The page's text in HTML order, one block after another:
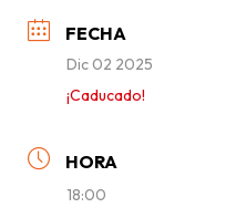
FECHA
Dic 02 2025
¡Caducado!
HORA
18:00